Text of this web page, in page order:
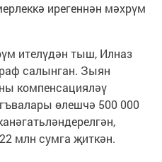
ирегеннән мәхрүм
ителүдән тыш, Илназ
салынган. Зыян
компенсацияләү
өлешчә 500 000
млн сумга җиткән.